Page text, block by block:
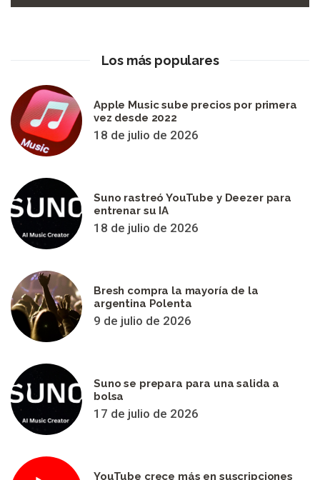
Los más populares
Apple Music sube precios por primera
vez desde 2022
18 de julio de 2026
Suno rastreó YouTube y Deezer para
entrenar su IA
18 de julio de 2026
Bresh compra la mayoría de la
argentina Polenta
9 de julio de 2026
Suno se prepara para una salida a
bolsa
17 de julio de 2026
YouTube crece más en suscripciones